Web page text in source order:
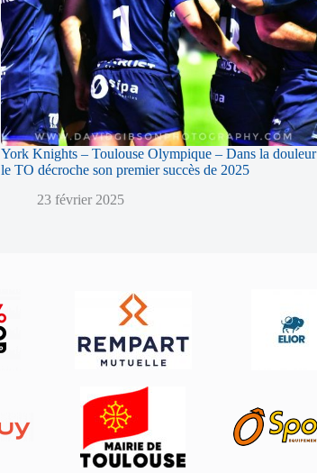
York Knights – Toulouse Olympique – Dans la douleur
le TO décroche son premier succès de 2025
23 février 2025